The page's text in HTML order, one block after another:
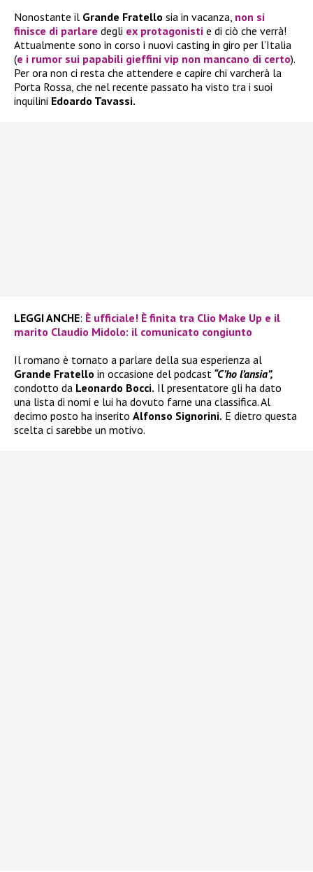
Nonostante il Grande Fratello sia in vacanza, non si
finisce di parlare degli ex protagonisti e di ciò che verrà!
Attualmente sono in corso i nuovi casting in giro per l’Italia
(e i rumor sui papabili gieffini vip non mancano di certo).
Per ora non ci resta che attendere e capire chi varcherà la
Porta Rossa, che nel recente passato ha visto tra i suoi
inquilini Edoardo Tavassi.
LEGGI ANCHE: È ufficiale! È finita tra Clio Make Up e il
marito Claudio Midolo: il comunicato congiunto
Il romano è tornato a parlare della sua esperienza al
Grande Fratello in occasione del podcast “C’ho l’ansia”,
condotto da Leonardo Bocci. Il presentatore gli ha dato
una lista di nomi e lui ha dovuto farne una classifica. Al
decimo posto ha inserito Alfonso Signorini. E dietro questa
scelta ci sarebbe un motivo.